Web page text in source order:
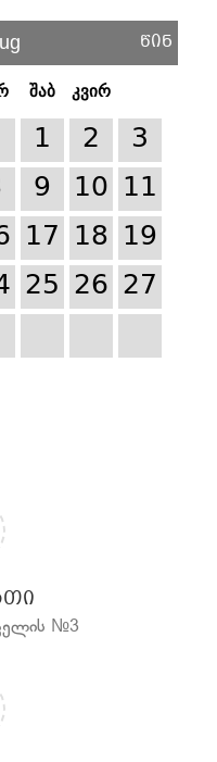
წინ
შაბ კვირ
1 2
3
9 10 11
17 18 19
25 26 27
№3